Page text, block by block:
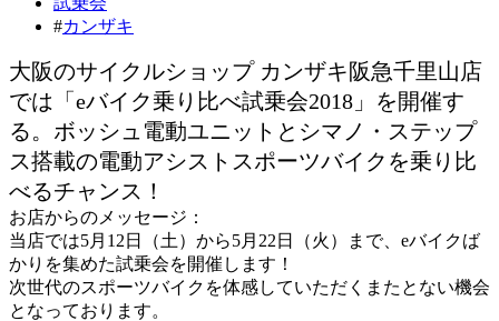
#カンザキ
大阪のサイクルショップ カンザキ阪急千里山店
では「eバイク乗り比べ試乗会2018」を開催す
る。ボッシュ電動ユニットとシマノ・ステップ
ス搭載の電動アシストスポーツバイクを乗り比
べるチャンス！
お店からのメッセージ：
当店では5月12日（土）から5月22日（火）まで、eバイクば
かりを集めた試乗会を開催します！
次世代のスポーツバイクを体感していただくまたとない機会
となっております。